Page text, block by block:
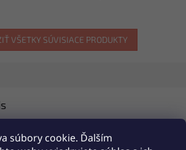
súbory cookie. Ďalším
VŠETKY SÚVISIACE PRODUKTY